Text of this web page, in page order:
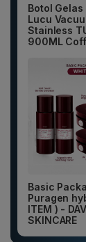
Botol Gelas
Lucu
Stainless
900ML
Basic
Puragen
ITEM ) -
SKINCARE